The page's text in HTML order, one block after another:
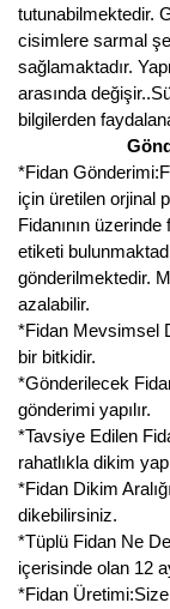
tutunabilmektedir.
cisimlere sarmal
sağlamaktadır.
arasında
bilgilerden
*Fidan
için üretilen orjinal
Fidanının
etiketi
gönderilmektedir.
azalabilir.
*Fidan Mevsimsel
bir bitkidir.
*Gönderilecek
gönderimi yapılır.
*Tavsiye Edilen
rahatlıkla dikim
*Fidan Dikim
dikebilirsiniz.
*Tüplü Fidan Ne
içerisinde olan 12
*Fidan